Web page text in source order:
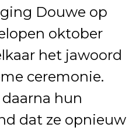
Douwe op
oktober
het jawoord
ceremonie.
hun
dat ze opnieuw